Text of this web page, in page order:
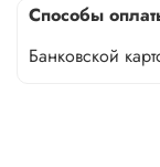
Способы
Банковской